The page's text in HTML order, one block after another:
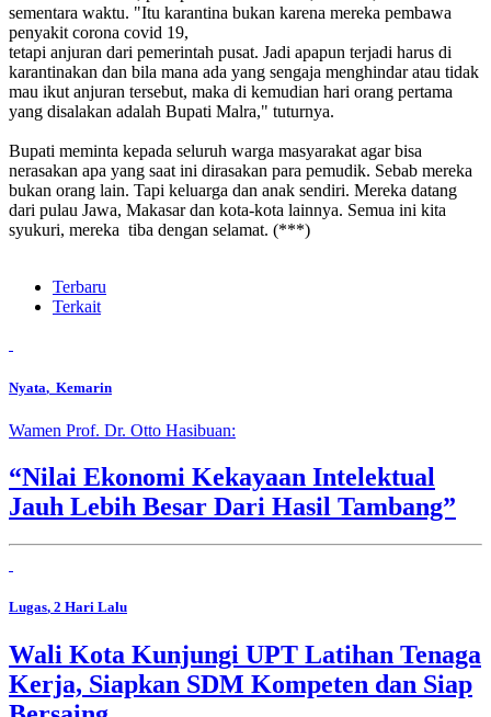
sementara waktu. "Itu karantina bukan karena mereka pembawa
penyakit corona covid 19,
tetapi anjuran dari pemerintah pusat. Jadi apapun terjadi harus di
karantinakan dan bila mana ada yang sengaja menghindar atau tidak
mau ikut anjuran tersebut, maka di kemudian hari orang pertama
yang disalakan adalah Bupati Malra," tuturnya.
Bupati meminta kepada seluruh warga masyarakat agar bisa
nerasakan apa yang saat ini dirasakan para pemudik. Sebab mereka
bukan orang lain. Tapi keluarga dan anak sendiri. Mereka datang
dari pulau Jawa, Makasar dan kota-kota lainnya. Semua ini kita
syukuri, mereka tiba dengan selamat. (***)
Terbaru
Terkait
Nyata, Kemarin
Wamen Prof. Dr. Otto Hasibuan:
“Nilai Ekonomi Kekayaan Intelektual
Jauh Lebih Besar Dari Hasil Tambang”
Lugas, 2 Hari Lalu
Wali Kota Kunjungi UPT Latihan Tenaga
Kerja, Siapkan SDM Kompeten dan Siap